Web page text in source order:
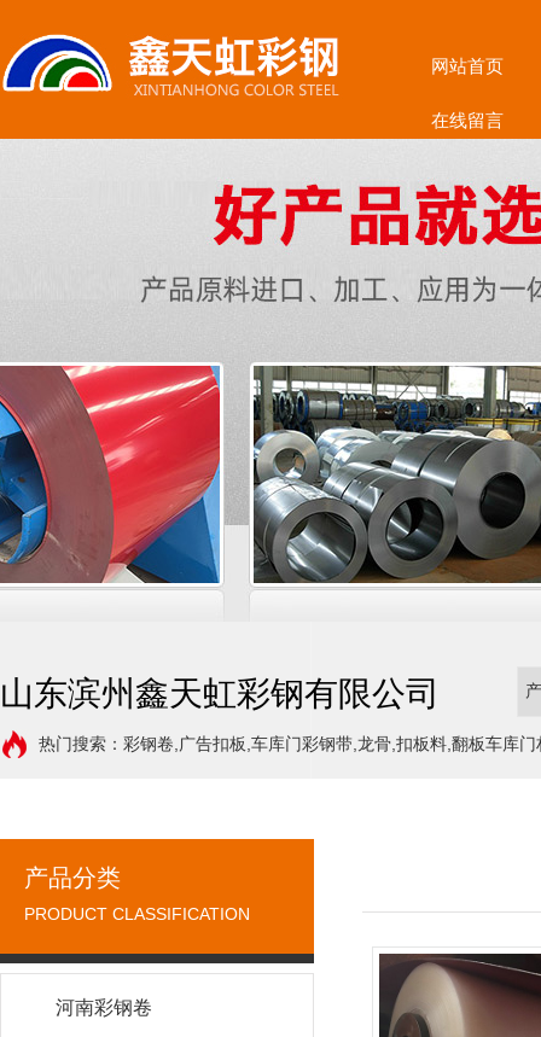
网站首页
在线留言
山东滨州鑫天虹彩钢有限公司
热门搜索：彩钢卷,广告扣板,车库门彩钢带,龙骨,扣板料,翻板车库
产品分类
PRODUCT CLASSIFICATION
河南彩钢卷